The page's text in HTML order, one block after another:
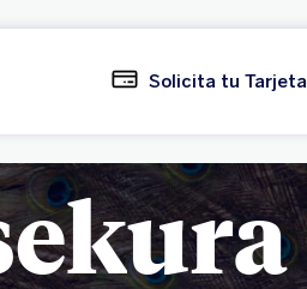
Solicita tu Tarjeta